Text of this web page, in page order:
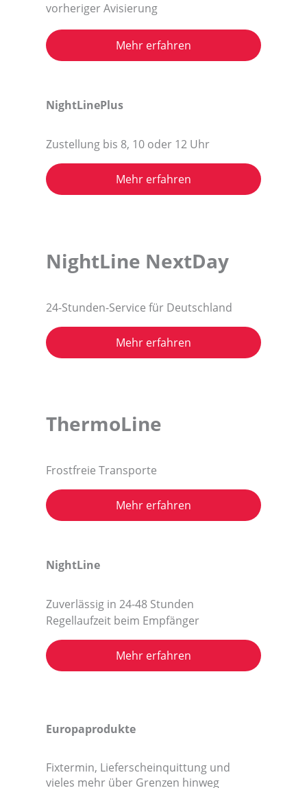
vorheriger Avisierung
Mehr erfahren
NightLinePlus
Zustellung bis 8, 10 oder 12 Uhr
Mehr erfahren
NightLine NextDay
24-Stunden-Service für Deutschland
Mehr erfahren
ThermoLine
Frostfreie Transporte
Mehr erfahren
NightLine
Zuverlässig in 24-48 Stunden
Regellaufzeit beim Empfänger
Mehr erfahren
Europaprodukte
Fixtermin, Lieferscheinquittung und
vieles mehr über Grenzen hinweg